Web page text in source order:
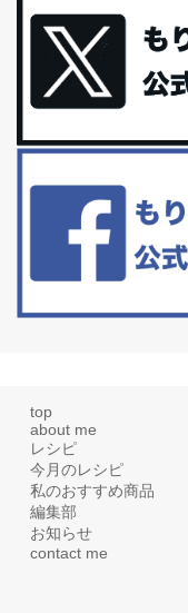
今回は、最近毎回定期
礼品トップ５を紹介し
更年期を穏やかに乗り
アラフィフからの体と
といった更年期症状はま
白髪・美容・免疫力、
リーブオイルorごま油を
top
about me
レシピ
今月のレシピ
私のおすすめ商品
編集部
お知らせ
contact me